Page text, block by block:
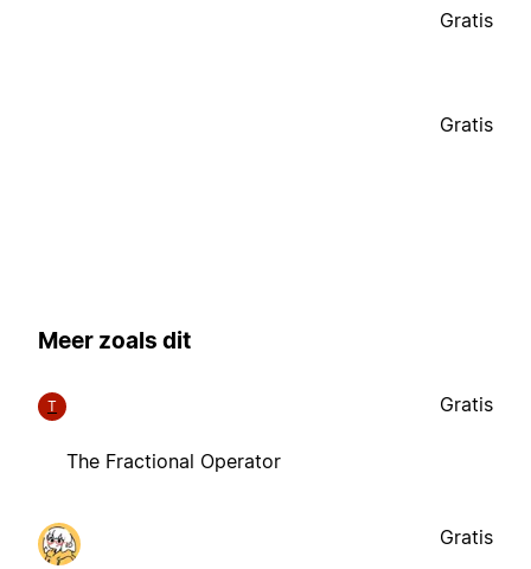
Gratis
Gratis
Meer zoals dit
T
The Fractional Operator
Gratis
Gratis